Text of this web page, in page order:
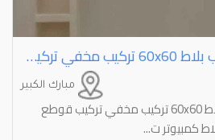
يوسف جبس بورد تركيب بلاط ⁦⁦60x60⁩⁩ تركيب مخفي تركيب قوطع تركيب اسمنت بورد تركيب بلاط كمبيوتر تركيب كرديو
مبارك الكبير
يوسف جبس بورد تركيب بلاط 60x60 تركيب مخفي تركيب قوطع
كمبيوتر ت...